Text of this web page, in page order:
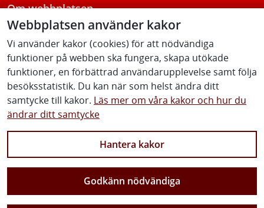
Webbplatsen använder kakor
Vi använder kakor (cookies) för att nödvändiga
funktioner på webben ska fungera, skapa utökade
funktioner, en förbättrad användarupplevelse samt följa
besöksstatistik. Du kan när som helst ändra ditt
samtycke till kakor. Läs mer om våra kakor och hur du
ändrar ditt samtycke
Hantera kakor
Godkänn nödvändiga
Vi gör Sverige närmare
Om webbplatsen
Tillgänglighetsredogörelse
Följ oss
Facebook Youtube